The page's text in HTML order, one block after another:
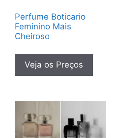
Perfume Boticario
Feminino Mais
Cheiroso
Veja os Preços